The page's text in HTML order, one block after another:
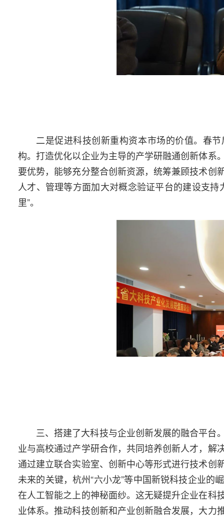
二是促进科技创新重构资本市场的价值。春
构。打造优化以企业为主导的产学研融通创新体系
要优势，能够充分整合创新资源，统筹兼顾技术
人才、管理等方面加大对概念验证平台的建设支
里”。
三、搭建了大科技与企业创新发展的融合平台
业与高校通过产学研合作，共同培养创新人才，
通过建立联合实验室、创新中心等形式进行技术创
未来的关键，杭州“六小龙”等中国新锐科技企业
在人工智能之上的神秘面纱。这无疑提升企业在科
业体系。推动科技创新和产业创新融合发展，大